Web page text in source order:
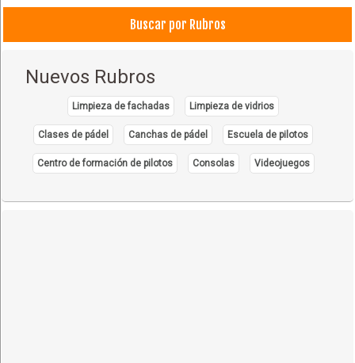
Buscar por Rubros
Nuevos Rubros
Limpieza de fachadas Limpieza de vidrios
Clases de pádel Canchas de pádel Escuela de pilotos
Centro de formación de pilotos Consolas Videojuegos